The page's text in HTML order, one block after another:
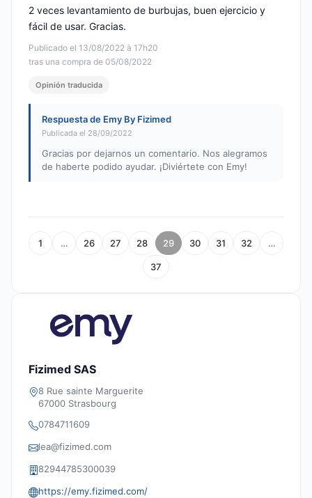
Publicado el 13/08/2022 à 17h20
tras una compra de 05/08/2022
2 veces levantamiento de burbujas, buen ejercicio y
fácil de usar. Gracias.
Opinión traducida
Respuesta de Emy By Fizimed
Publicada el 28/09/2022
Gracias por dejarnos un comentario. Nos alegramos
de haberte podido ayudar. ¡Diviértete con Emy!
1 … 26 27 28 29 30 31 32 …
37
Fizimed SAS
8 Rue sainte Marguerite
67000 Strasbourg
0784711609
lea@fizimed.com
82944785300039
https://emy.fizimed.com/